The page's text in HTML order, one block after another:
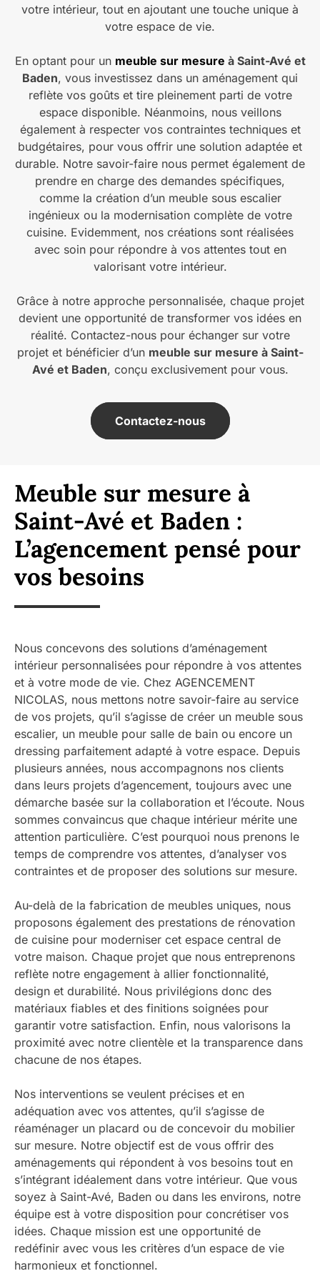
votre intérieur, tout en ajoutant une touche unique à
votre espace de vie.
En optant pour un meuble sur mesure à Saint-Avé et
Baden, vous investissez dans un aménagement qui
reflète vos goûts et tire pleinement parti de votre
espace disponible. Néanmoins, nous veillons
également à respecter vos contraintes techniques et
budgétaires, pour vous offrir une solution adaptée et
durable. Notre savoir-faire nous permet également de
prendre en charge des demandes spécifiques,
comme la création d’un meuble sous escalier
ingénieux ou la modernisation complète de votre
cuisine. Evidemment, nos créations sont réalisées
avec soin pour répondre à vos attentes tout en
valorisant votre intérieur.
Grâce à notre approche personnalisée, chaque projet
devient une opportunité de transformer vos idées en
réalité. Contactez-nous pour échanger sur votre
projet et bénéficier d’un meuble sur mesure à Saint-
Avé et Baden, conçu exclusivement pour vous.
Contactez-nous
Meuble sur mesure à
Saint-Avé et Baden :
L’agencement pensé pour
vos besoins
Nous concevons des solutions d’aménagement
intérieur personnalisées pour répondre à vos attentes
et à votre mode de vie. Chez AGENCEMENT
NICOLAS, nous mettons notre savoir-faire au service
de vos projets, qu’il s’agisse de créer un meuble sous
escalier, un meuble pour salle de bain ou encore un
dressing parfaitement adapté à votre espace. Depuis
plusieurs années, nous accompagnons nos clients
dans leurs projets d’agencement, toujours avec une
démarche basée sur la collaboration et l’écoute. Nous
sommes convaincus que chaque intérieur mérite une
attention particulière. C’est pourquoi nous prenons le
temps de comprendre vos attentes, d’analyser vos
contraintes et de proposer des solutions sur mesure.
Au-delà de la fabrication de meubles uniques, nous
proposons également des prestations de rénovation
de cuisine pour moderniser cet espace central de
votre maison. Chaque projet que nous entreprenons
reflète notre engagement à allier fonctionnalité,
design et durabilité. Nous privilégions donc des
matériaux fiables et des finitions soignées pour
garantir votre satisfaction. Enfin, nous valorisons la
proximité avec notre clientèle et la transparence dans
chacune de nos étapes.
Nos interventions se veulent précises et en
adéquation avec vos attentes, qu’il s’agisse de
réaménager un placard ou de concevoir du mobilier
sur mesure. Notre objectif est de vous offrir des
aménagements qui répondent à vos besoins tout en
s’intégrant idéalement dans votre intérieur. Que vous
soyez à Saint-Avé, Baden ou dans les environs, notre
équipe est à votre disposition pour concrétiser vos
idées. Chaque mission est une opportunité de
redéfinir avec vous les critères d’un espace de vie
harmonieux et fonctionnel.